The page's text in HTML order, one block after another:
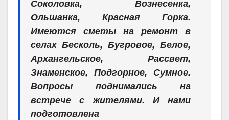
Соколовка, Вознесенка,
Ольшанка, Красная Горка.
Имеются сметы на ремонт в
селах Бесколь, Бугровое, Белое,
Архангельское, Рассвет,
Знаменское, Подгорное, Сумное.
Вопросы поднимались на
встрече с жителями. И нами
подготовлена